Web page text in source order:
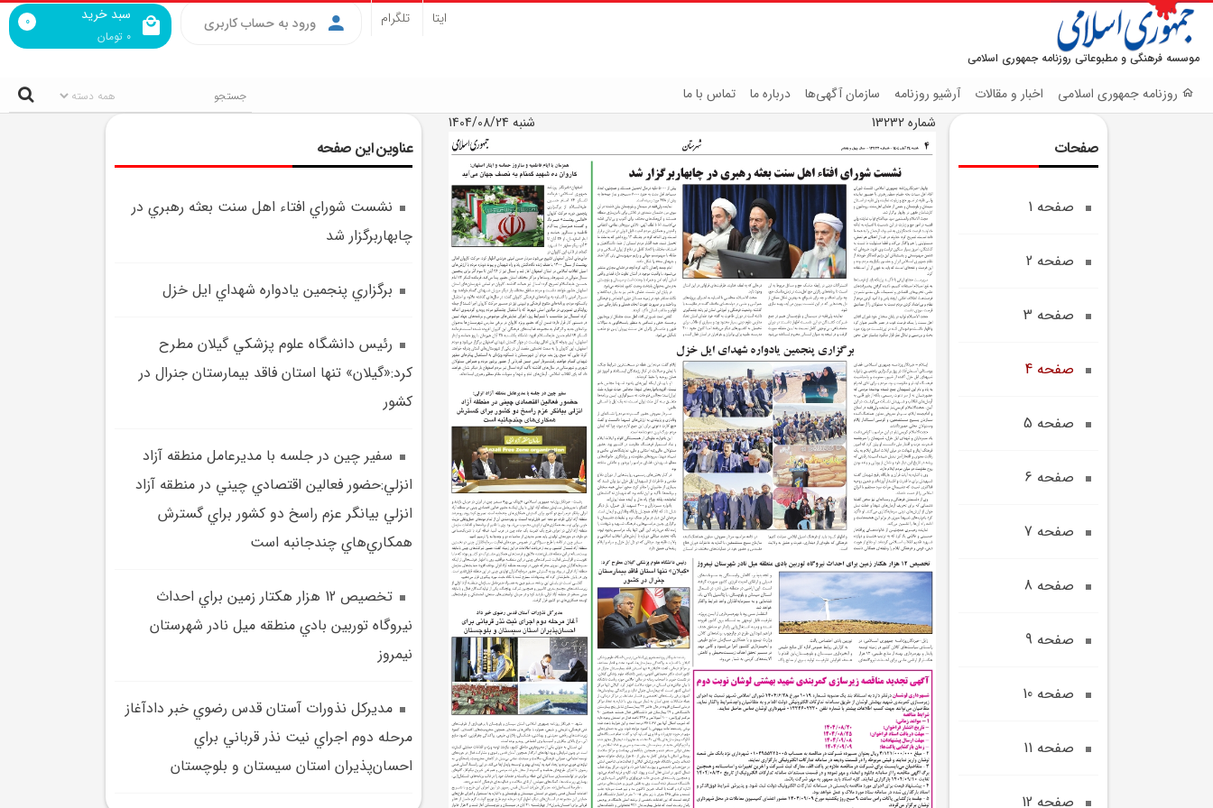
موسسه فرهنگی و مطبوعاتی روزنامه جمهوری اسلامی
سبد خرید
0 تومان
0 ورود به حساب کاربری ایتا تلگرام
روزنامه جمهوری اسلامی اخبار و مقالات آرشیو روزنامه سازمان آگهی‌ها درباره ما تماس با ما
صفحات
صفحه 1
صفحه 2
صفحه 3
صفحه 4
صفحه 5
صفحه 6
صفحه 7
صفحه 8
صفحه 9
صفحه 10
صفحه 11
صفحه 12
شماره 13232 شنبه 1404/08/24
عناوین این صفحه
نشست شوراي افتاء اهل سنت بعثه رهبري در
چابهاربرگزار شد
برگزاري پنجمين يادواره شهداي ايل خزل
رئيس دانشگاه علوم پزشکي گيلان مطرح
کرد:«گيلان» تنها استان فاقد بيمارستان جنرال در
کشور
سفير چين در جلسه با مديرعامل منطقه آزاد
انزلي:حضور فعالين اقتصادي چيني در منطقه آزاد
انزلي بيانگر عزم راسخ دو كشور براي گسترش
همكاري‌هاي چندجانبه است
تخصيص 12 هزار هکتار زمين براي احداث
نيروگاه توربين بادي منطقه ميل نادر شهرستان
نيمروز
مديرکل نذورات آستان قدس رضوي خبر دادآغاز
مرحله دوم اجراي نيت نذر قرباني براي
احسان‌پذيران استان سيستان و بلوچستان